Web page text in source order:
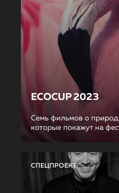
ECOCUP 2023
Семь фильмов о
которые покажут на
СПЕЦПРОЕКТ